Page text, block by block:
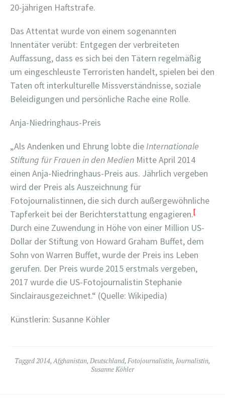
20-jährigen Haftstrafe.
Das Attentat wurde von einem sogenannten
Innentäter verübt: Entgegen der verbreiteten
Auffassung, dass es sich bei den Tätern regelmäßig
um eingeschleuste Terroristen handelt, spielen bei den
Taten oft interkulturelle Missverständnisse, soziale
Beleidigungen und persönliche Rache eine Rolle.
Anja-Niedringhaus-Preis
„Als Andenken und Ehrung lobte dieInternationale
Stiftung für Frauen in den Medien Mitte April 2014
einen Anja-Niedringhaus-Preis aus. Jährlich vergeben
wird der Preis als Auszeichnung für
Fotojournalistinnen, die sich durch außergewöhnliche
Tapferkeit bei der Berichterstattung engagieren.[
Durch eine Zuwendung in Höhe von einer Million US-
Dollar der Stiftung von Howard Graham Buffet, dem
Sohn von Warren Buffet, wurde der Preis ins Leben
gerufen. Der Preis wurde 2015 erstmals vergeben,
2017 wurde die US-Fotojournalistin Stephanie
Sinclairausgezeichnet.“ (Quelle: Wikipedia)
Künstlerin: Susanne Köhler
Tagged2014,Afghanistan, Deutschland, Fotojournalistin, Journalistin,
Susanne Köhler